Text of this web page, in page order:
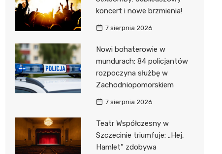
koncert i nowe brzmienia!
7 sierpnia 2026
Nowi bohaterowie w
mundurach: 84 policjantów
rozpoczyna służbę w
Zachodniopomorskiem
7 sierpnia 2026
Teatr Współczesny w
Szczecinie triumfuje: „Hej,
Hamlet” zdobywa